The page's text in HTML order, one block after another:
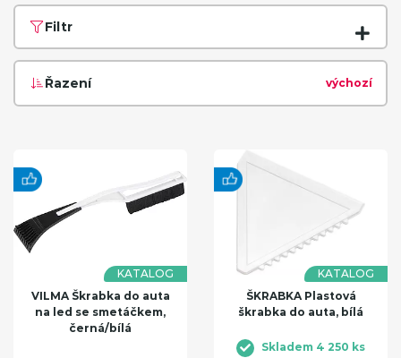
Filtr
Řazení výchozí
KATALOG
VILMA Škrabka do auta
na led se smetáčkem,
černá/bílá
KATALOG
ŠKRABKA Plastová
škrabka do auta, bílá
Skladem 4 250 ks